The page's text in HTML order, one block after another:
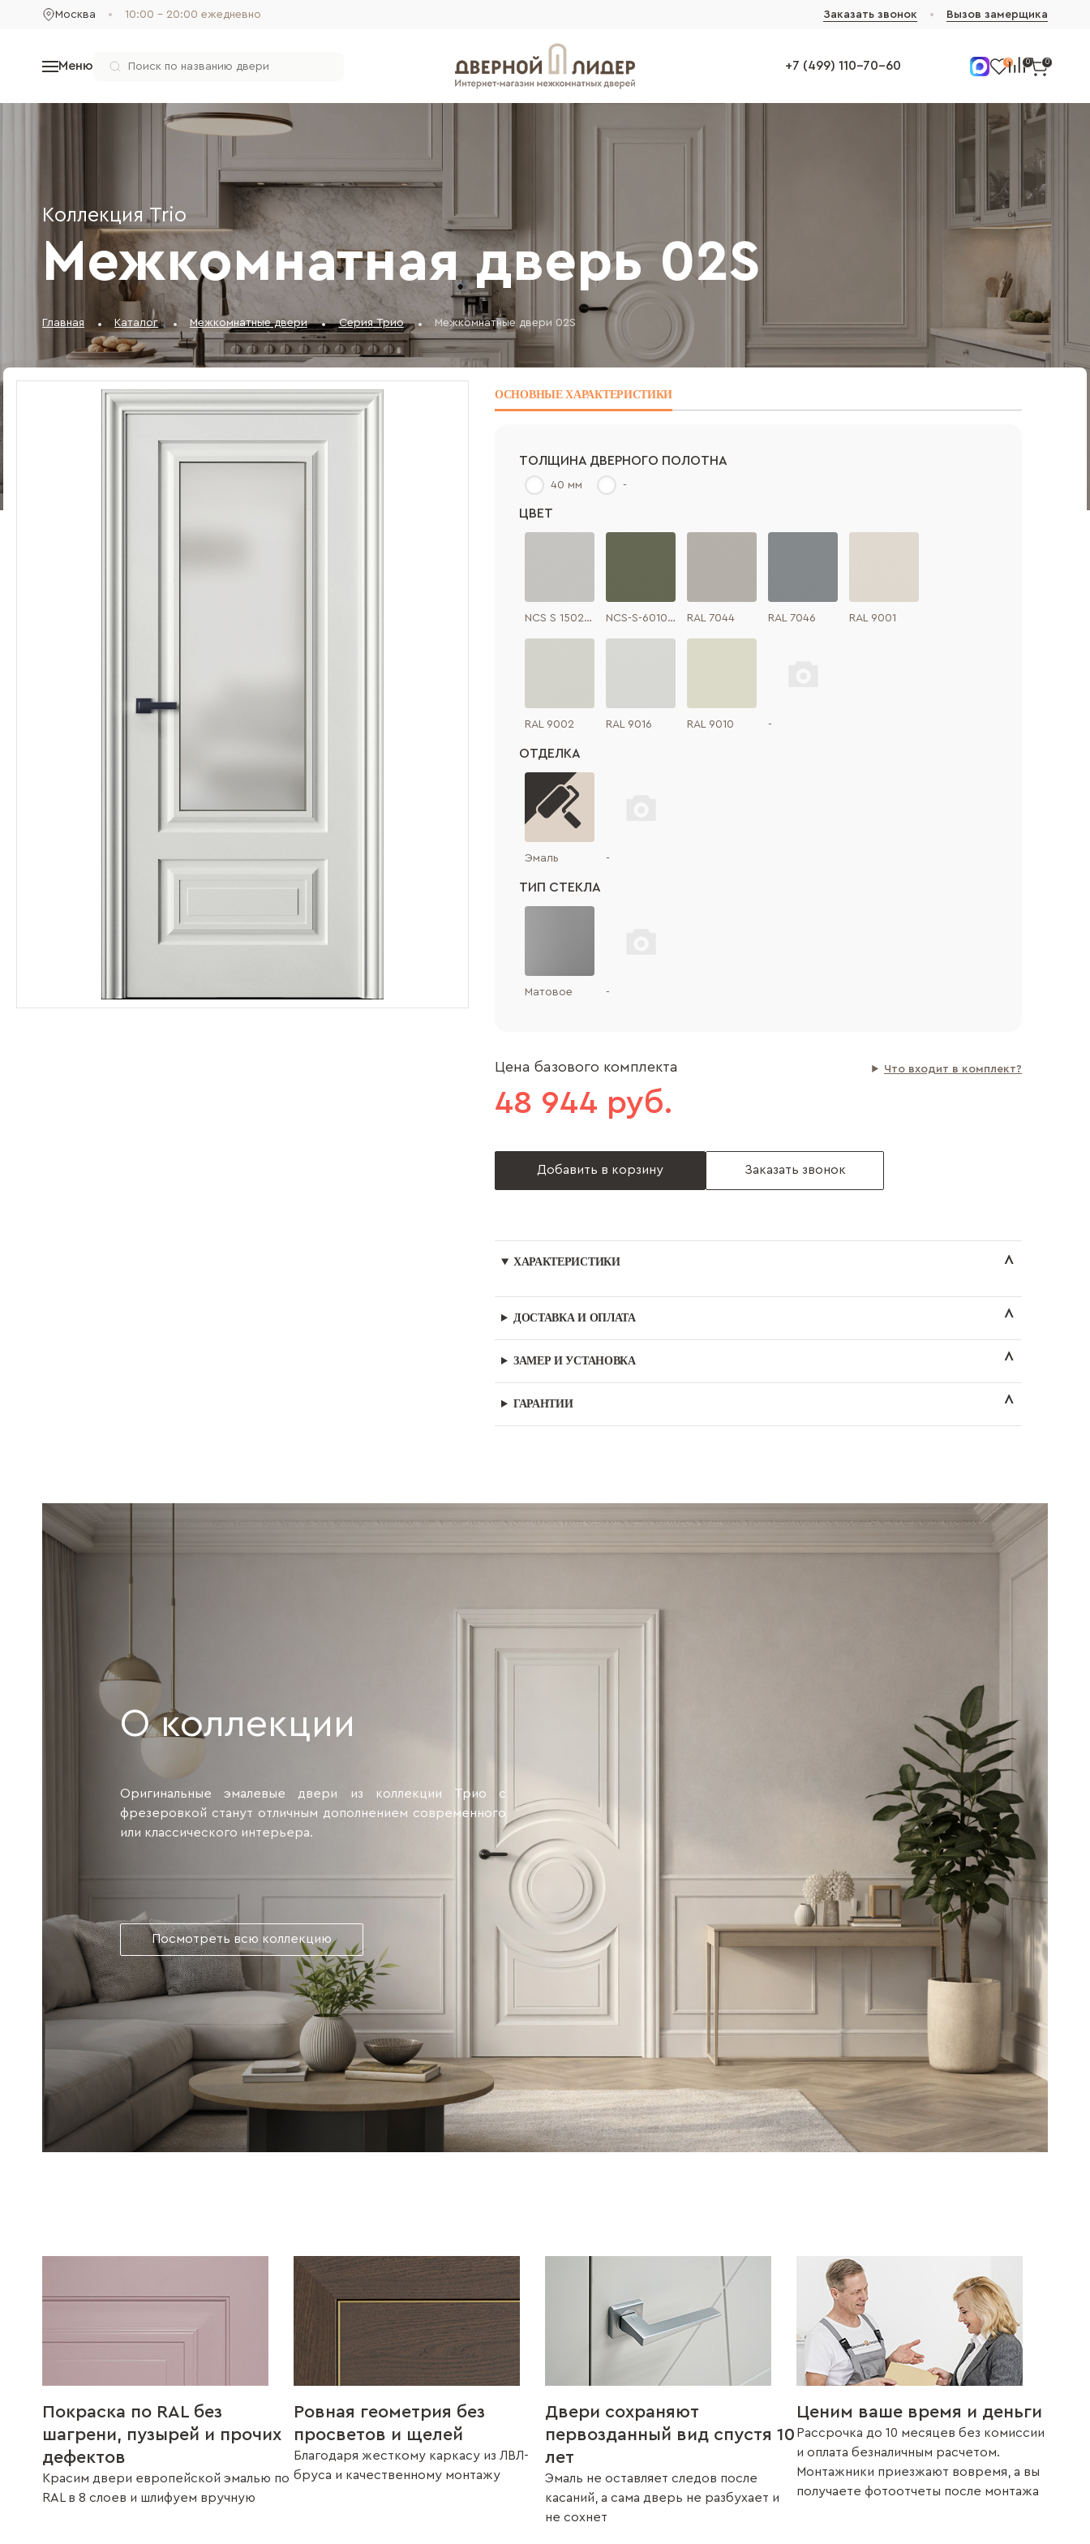
Москва 10:00 - 20:00 ежедневно Заказать звонок Вызов замерщика
Меню +7 (499) 110-70-60 0 0 0
Коллекция Trio
Межкомнатная дверь 02S
Главная Каталог Межкомнатные двери Серия Трио Межкомнатные двери 02S
ОСНОВНЫЕХАРАКТЕРИСТИКИ
ТОЛЩИНА ДВЕРНОГО ПОЛОТНА
40 мм -
ЦВЕТ
NCS S 1502-Y50R NCS-S-6010-G50Y RAL 7044 RAL 7046 RAL 9001
RAL 9002 RAL 9016 RAL 9010 -
ОТДЕЛКА
Эмаль -
ТИП СТЕКЛА
Матовое -
Цена базового комплекта Что входит в комплект?
48 944 руб.
Добавить в корзину Заказать звонок
ХАРАКТЕРИСТИКИ
ДОСТАВКА И ОПЛАТА
ЗАМЕР И УСТАНОВКА
ГАРАНТИИ
О коллекции
Оригинальные эмалевые двери из коллекции Трио с
фрезеровкой станут отличным дополнением современного
или классического интерьера.
Посмотреть всю коллекцию
Покраска по RAL без
шагрени, пузырей и прочих
дефектов
Красим двери европейской эмалью по
RAL в 8 слоев и шлифуем вручную
Ровная геометрия без
просветов и щелей
Благодаря жесткому каркасу из ЛВЛ-
бруса и качественному монтажу
Двери сохраняют
первозданный вид спустя 10
лет
Эмаль не оставляет следов после
касаний, а сама дверь не разбухает и
не сохнет
Ценим ваше время и деньги
Рассрочка до 10 месяцев без комиссии
и оплата безналичным расчетом.
Монтажники приезжают вовремя, а вы
получаете фотоотчеты после монтажа